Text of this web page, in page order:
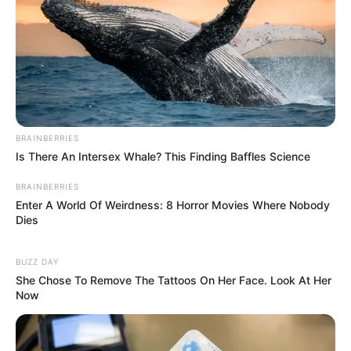
όμως, άλλη μία που υποχρεώνεται να
κοιταχτεί στον καθρέφτη.
Μια πόλη που μετρά πληγές και ψάχνει
αντοχές
Τρεις υποθέσεις, τρία διαφορετικά μοτίβα
βίας, μια κοινή κατάληξη. Το μαχαίρι –ένα
καθημερινό εργαλείο– μετατρέπεται σε όπλο
που κόβει όχι μόνο ζωές, αλλά και την
αίσθηση ασφάλειας.
Οι πόρτες κλείνουν λίγο νωρίτερα, τα
βλέμματα γίνονται καχύποπτα, οι σειρήνες
ολόκληρων γειτονιών.
BRAINBERRIES
Is There An Intersex Whale? This Finding Baffles Science
BRAINBERRIES
Enter A World Of Weirdness: 8 Horror Movies Where Nobody
Dies
BUZZ DAY
She Chose To Remove The Tattoos On Her Face. Look At Her
Now